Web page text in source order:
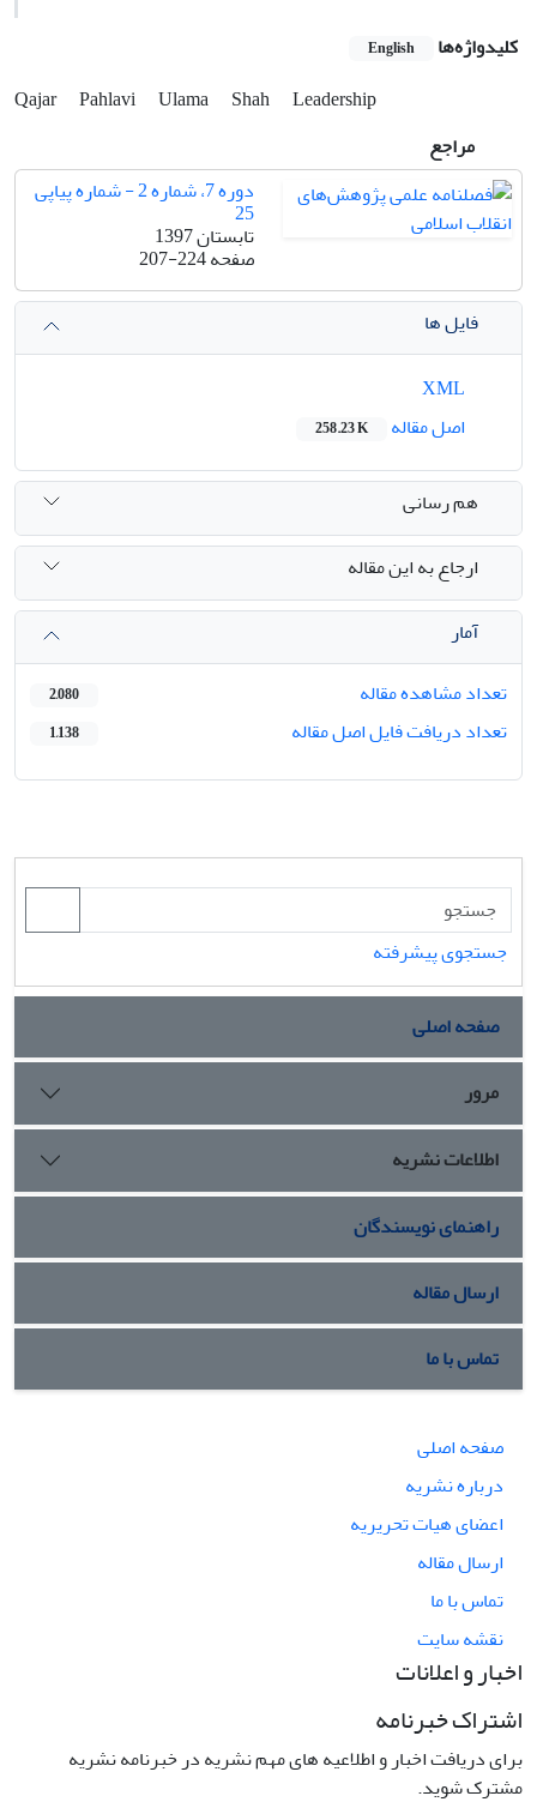
کلیدواژه‌ها English
Qajar Pahlavi Ulama Shah
Leadership
مراجع
دوره 7، شماره 2 - شماره پیاپی
25
تابستان 1397
صفحه207-224
فایل ها
اصل مقاله
258.23 K
هم رسانی
ارجاع به این مقاله
آمار
تعداد مشاهده مقاله
2,080
تعداد دریافت فایل اصل مقاله 1,138
جستجوی پیشرفته
صفحه اصلی
مرور
اطلاعات نشریه
راهنمای نویسندگان
ارسال مقاله
تماس با ما
صفحه اصلی
درباره نشریه
اعضای هیات تحریریه
ارسال مقاله
تماس با ما
نقشه سایت
اخبار و اعلانات
اشتراک خبرنامه
برای دریافت اخبار و اطلاعیه های مهم نشریه در خبرنامه نشریه
مشترک شوید.